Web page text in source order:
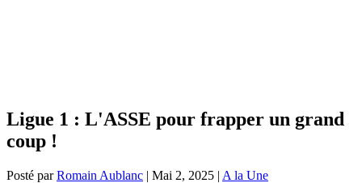
Ligue 1 : L'ASSE pour frapper un grand
coup !
Posté parRomain Aublanc | Mai 2, 2025 | A la Une